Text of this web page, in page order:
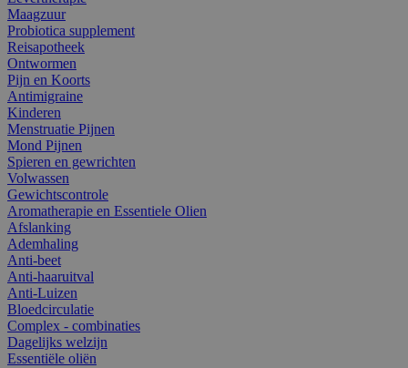
Maagzuur
Probiotica supplement
Reisapotheek
Ontwormen
Pijn en Koorts
Antimigraine
Kinderen
Menstruatie Pijnen
Mond Pijnen
Spieren en gewrichten
Volwassen
Gewichtscontrole
Aromatherapie en Essentiele Olien
Afslanking
Ademhaling
Anti-beet
Anti-haaruitval
Anti-Luizen
Bloedcirculatie
Complex - combinaties
Dagelijks welzijn
Essentiële oliën